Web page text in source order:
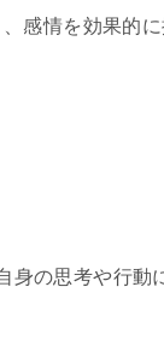
感情を効果的
身の思考や行